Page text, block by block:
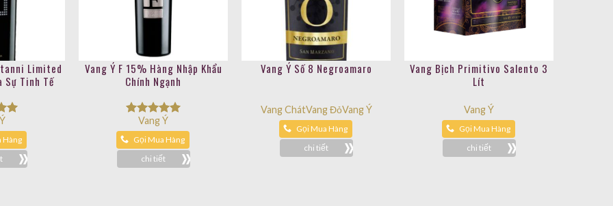
Limited
Sự Tinh Tế
Hàng
Vang Ý F 15% Hàng Nhập Khẩu
Chính Ngạnh
Được xếp
hạng5.00
5 sao
Vang Ý
Gọi Mua Hàng
chi tiết
Vang Ý Số 8 Negroamaro
Vang ChátVang ĐỏVang Ý
Gọi Mua Hàng
chi tiết
Vang Bịch Primitivo Salento 3
Lít
Vang Ý
Gọi Mua Hàng
chi tiết